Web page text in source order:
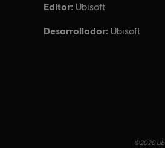
Editor: Ubisoft
Desarrollador: Ubisoft
©2020